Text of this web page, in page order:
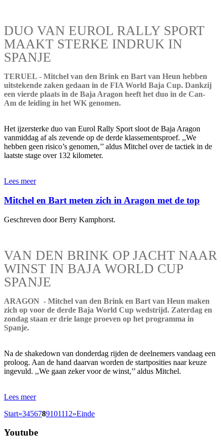
DUO VAN EUROL RALLY SPORT
MAAKT STERKE INDRUK IN
SPANJE
TERUEL - Mitchel van den Brink en Bart van Heun hebben
uitstekende zaken gedaan in de FIA World Baja Cup. Dankzij
een vierde plaats in de Baja Aragon heeft het duo in de Can-
Am de leiding in het WK genomen.
Het ijzersterke duo van Eurol Rally Sport sloot de Baja Aragon
vanmiddag af als zevende op de derde klassementsproef. ,,We
hebben geen risico’s genomen,’’ aldus Mitchel over de tactiek in de
laatste stage over 132 kilometer.
Lees meer
Mitchel en Bart meten zich in Aragon met de top
Geschreven door Berry Kamphorst.
VAN DEN BRINK OP JACHT NAAR
WINST IN BAJA WORLD CUP
SPANJE
ARAGON - Mitchel van den Brink en Bart van Heun maken
zich op voor de derde Baja World Cup wedstrijd. Zaterdag en
zondag staan er drie lange proeven op het programma in
Spanje.
Na de shakedown van donderdag rijden de deelnemers vandaag een
proloog. Aan de hand daarvan worden de startposities naar keuze
ingevuld. ,,We gaan zeker voor de winst,’’ aldus Mitchel.
Lees meer
Start«3456789101112»Einde
Youtube